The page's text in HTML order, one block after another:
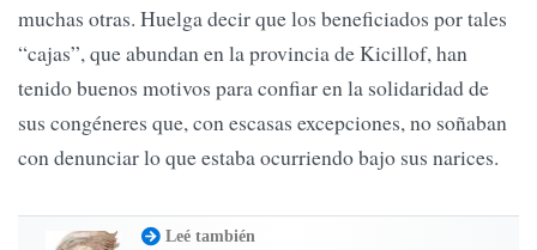
muchas otras. Huelga decir que los beneficiados por tales
“cajas”, que abundan en la provincia de Kicillof, han
tenido buenos motivos para confiar en la solidaridad de
sus congéneres que, con escasas excepciones, no soñaban
con denunciar lo que estaba ocurriendo bajo sus narices.
Leé también